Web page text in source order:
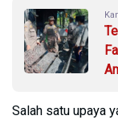
Salah satu upaya